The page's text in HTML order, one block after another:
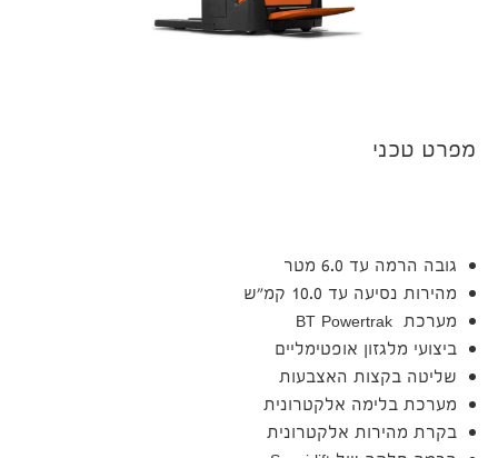
מפרט טכני
גובה הרמה עד 6.0 מטר
מהירות נסיעה עד 10.0 קמ"ש
מערכת BT Powertrak
ביצועי מלגזון אופטימליים
שליטה בקצות האצבעות
מערכת בלימה אלקטרונית
בקרת מהירות אלקטרונית